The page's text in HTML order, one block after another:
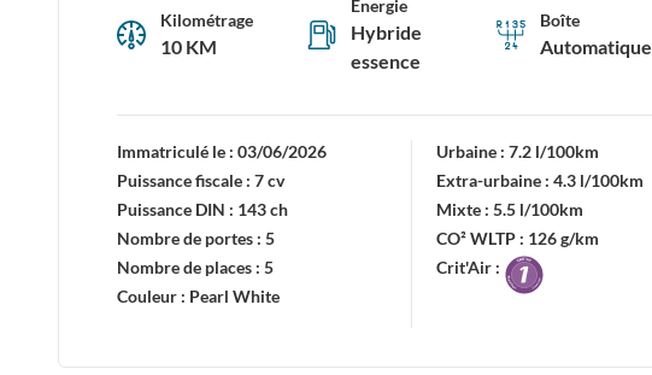
Kilométrage
10 KM
Energie
Hybride
essence
Boîte
Automatique
Immatriculé le : 03/06/2026
Puissance fiscale : 7 cv
Puissance DIN : 143 ch
Nombre de portes : 5
Nombre de places : 5
Couleur : Pearl White
Urbaine :7.2 l/100km
Extra-urbaine :4.3 l/100km
Mixte :5.5 l/100km
CO² WLTP : 126 g/km
Crit'Air :